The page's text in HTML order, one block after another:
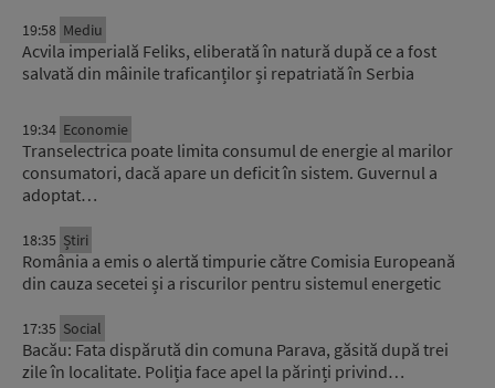
19:58 Mediu
Acvila imperială Feliks, eliberată în natură după ce a fost
salvată din mâinile traficanților și repatriată în Serbia
19:34 Economie
Transelectrica poate limita consumul de energie al marilor
consumatori, dacă apare un deficit în sistem. Guvernul a
adoptat…
18:35 Știri
România a emis o alertă timpurie către Comisia Europeană
din cauza secetei și a riscurilor pentru sistemul energetic
17:35 Social
Bacău: Fata dispărută din comuna Parava, găsită după trei
zile în localitate. Poliția face apel la părinți privind…